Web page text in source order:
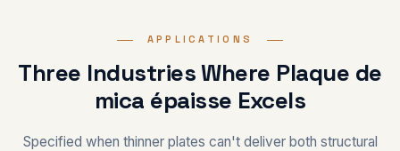
APPLICATIONS
Three Industries Where Plaque de
mica épaisse Excels
Specified when thinner plates can't deliver both structural